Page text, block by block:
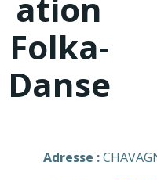
ation
Folka-
Danse
Adresse :